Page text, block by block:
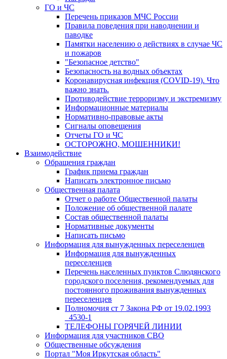
ГО и ЧС
Перечень приказов МЧС России
Правила поведения при наводнении и
паводке
Памятки населению о действиях в случае ЧС
и пожаров
"Безопасное детство"
Безопасность на водных объектах
Коронавирусная инфекция (COVID-19). Что
важно знать.
Противодействие терроризму и экстремизму
Информационные материалы
Нормативно-правовые акты
Сигналы оповещения
Отчеты ГО и ЧС
ОСТОРОЖНО, МОШЕННИКИ!
Взаимодействие
Обращения граждан
График приема граждан
Написать электронное письмо
Общественная палата
Отчет о работе Общественной палаты
Положение об общественной палате
Состав общественной палаты
Нормативные документы
Написать письмо
Информация для вынужденных переселенцев
Информация для вынужденных
переселенцев
Перечень населенных пунктов Слюдянского
городского поселения, рекомендуемых для
постоянного проживания вынужденных
переселенцев
Полномочия ст 7 Закона РФ от 19.02.1993
_4530-1
ТЕЛЕФОНЫ ГОРЯЧЕЙ ЛИНИИ
Информация для участников СВО
Общественные обсуждения
Портал "Моя Иркутская область"